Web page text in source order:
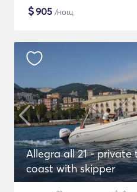
$905 /нощ
Allegra all 21 -
coast with skipper